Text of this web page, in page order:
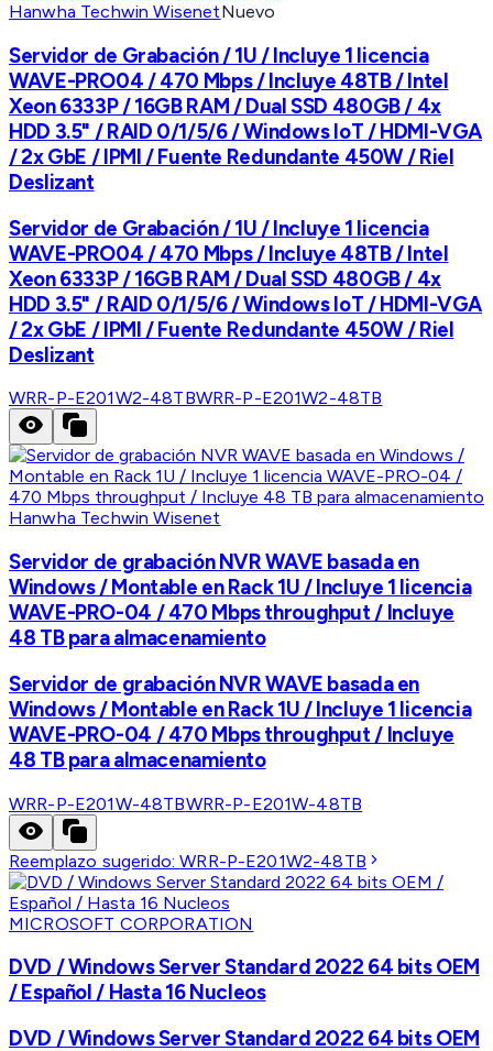
Hanwha Techwin WisenetNuevo
Servidor de Grabación / 1U / Incluye 1 licencia
WAVE-PRO04 / 470 Mbps / Incluye 48TB / Intel
Xeon 6333P / 16GB RAM / Dual SSD 480GB / 4x
HDD 3.5" / RAID 0/1/5/6 / Windows IoT / HDMI-VGA
/ 2x GbE / IPMI / Fuente Redundante 450W / Riel
Deslizant
Servidor de Grabación / 1U / Incluye 1 licencia
WAVE-PRO04 / 470 Mbps / Incluye 48TB / Intel
Xeon 6333P / 16GB RAM / Dual SSD 480GB / 4x
HDD 3.5" / RAID 0/1/5/6 / Windows IoT / HDMI-VGA
/ 2x GbE / IPMI / Fuente Redundante 450W / Riel
Deslizant
WRR-P-E201W2-48TBWRR-P-E201W2-48TB
Hanwha Techwin Wisenet
Servidor de grabación NVR WAVE basada en
Windows / Montable en Rack 1U / Incluye 1 licencia
WAVE-PRO-04 / 470 Mbps throughput / Incluye
48 TB para almacenamiento
Servidor de grabación NVR WAVE basada en
Windows / Montable en Rack 1U / Incluye 1 licencia
WAVE-PRO-04 / 470 Mbps throughput / Incluye
48 TB para almacenamiento
WRR-P-E201W-48TBWRR-P-E201W-48TB
Reemplazo sugerido:WRR-P-E201W2-48TB
MICROSOFT CORPORATION
DVD / Windows Server Standard 2022 64 bits OEM
/ Español / Hasta 16 Nucleos
DVD / Windows Server Standard 2022 64 bits OEM